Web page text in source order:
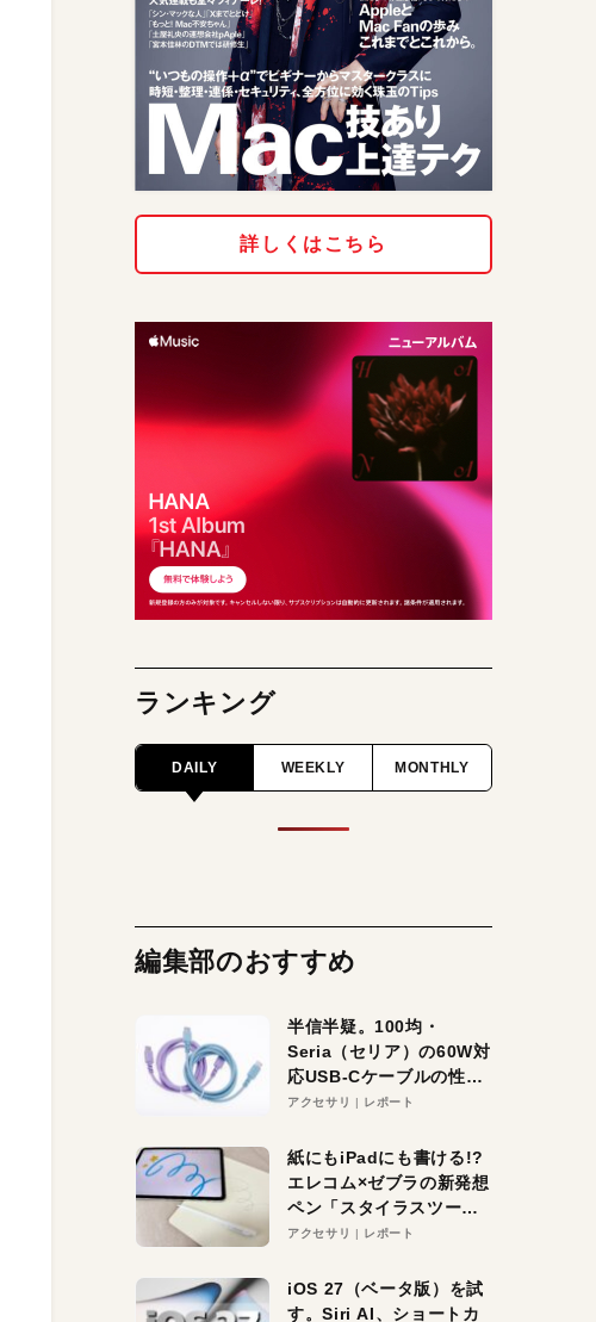
詳しくはこちら
ランキング
DAILY WEEKLY MONTHLY
編集部のおすすめ
半信半疑。100均・
Seria（セリア）の60W対
応USB-Cケーブルの性能
を検証。超コスパの1本を
アクセサリ レポート
紙にもiPadにも書ける!?
エレコム×ゼブラの新発想
ペン「スタイラスツーウ
ェイ」レビュー。持ち替
アクセサリ レポート
iOS 27（ベータ版）を試
す。Siri AI、ショートカ